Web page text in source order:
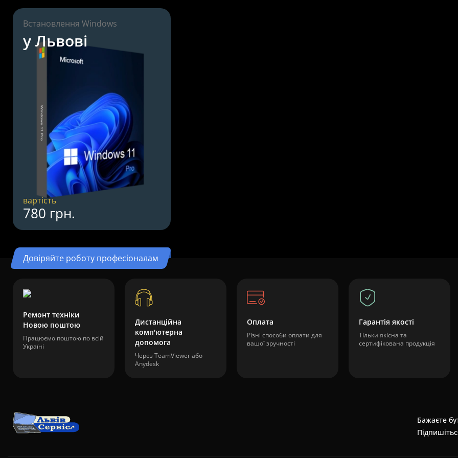
Встановлення Windows
у Львові
вартість
780 грн.
Довіряйте роботу професіоналам
Ремонт техніки
Новою поштою
Працюємо поштою по всій
Україні
Дистанційна
комп'ютерна
допомога
Через TeamViewer або
Anydesk
Оплата
Різні способи оплати для
вашої зручності
Гарантія якості
Тільки якісна та
сертифікована продукція
Бажаєте